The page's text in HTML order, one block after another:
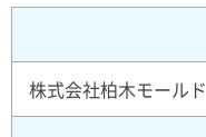
株式会社柏木モールド